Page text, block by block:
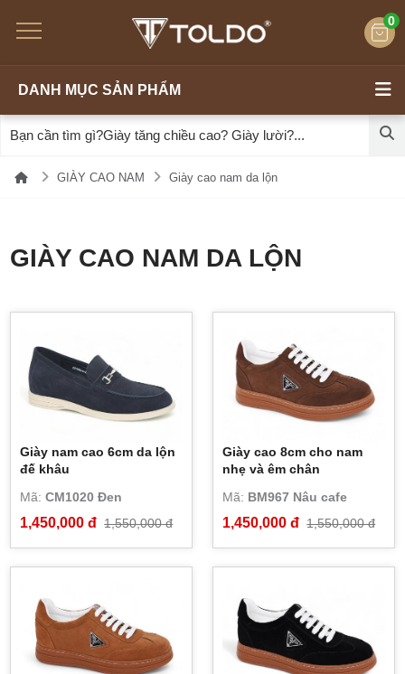
0
DANH MỤC SẢN PHẨM
GIÀY CAO NAM Giày cao nam da lộn
GIÀY CAO NAM DA LỘN
Giày nam cao 6cm da lộn
đế khâu
Mã:CM1020 Đen
1,450,000 đ 1,550,000 đ
Giày cao 8cm cho nam
nhẹ và êm chân
Mã: BM967 Nâu cafe
1,450,000 đ 1,550,000 đ